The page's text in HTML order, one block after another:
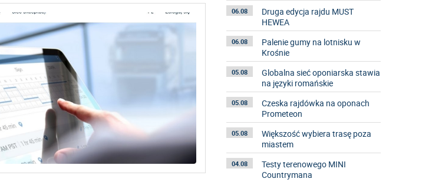
06.08
Druga edycja rajdu MUST
HEWEA
06.08
Palenie gumy na lotnisku w
Krośnie
05.08
Globalna sieć oponiarska stawia
na języki romańskie
05.08
Czeska rajdówka na oponach
Prometeon
05.08
Większość wybiera trasę poza
miastem
04.08
Testy terenowego MINI
Countrymana